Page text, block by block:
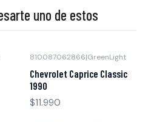
uno de estos
810087062866|GreenLight
Chevrolet Caprice Classic
1990
$11.990